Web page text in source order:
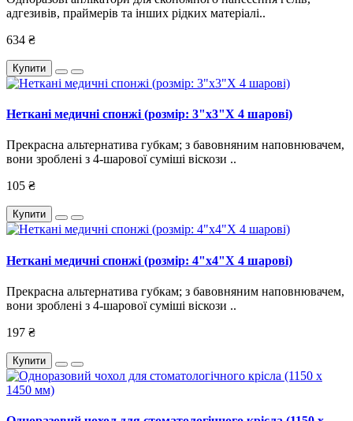
адгезивів, праймерів та інших рідких матеріалі..
634 ₴
Купити
Неткані медичні спонжі (розмір: 3"x3"X 4 шарові)
Прекрасна альтернатива губкам; з бавовняним наповнювачем,
вони зроблені з 4-шарової суміші віскози ..
105 ₴
Купити
Неткані медичні спонжі (розмір: 4"x4"X 4 шарові)
Прекрасна альтернатива губкам; з бавовняним наповнювачем,
вони зроблені з 4-шарової суміші віскози ..
197 ₴
Купити